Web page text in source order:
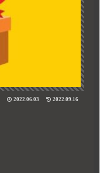
2022.06.03 2022.09.16